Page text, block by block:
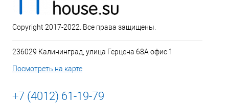
Copyright 2017-2022. Все права защищены.
236029 Калининград, улица Герцена 68А офис 1
Посмотреть на карте
+7 (4012) 61-19-79